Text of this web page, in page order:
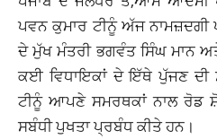
ਪਵਨ ਕੁਮਾਰ ਟੀਨੂੰ ਅੱਜ
ਦੇ ਮੁੱਖ ਮੰਤਰੀ ਭਗਵੰਤ ਸਿੰਘ ਮਾਨ
ਕਈ ਵਿਧਾਇਕਾਂ ਦੇ ਇੱਥੇ ਪੁੱਜਣ ਦੀ
ਟੀਨੂੰ ਆਪਣੇ ਸਮਰਥਕਾਂ ਨਾਲ
ਸਬੰਧੀ ਪੁਖਤਾ ਪ੍ਰਬੰਧ ਕੀਤੇ ਹਨ।